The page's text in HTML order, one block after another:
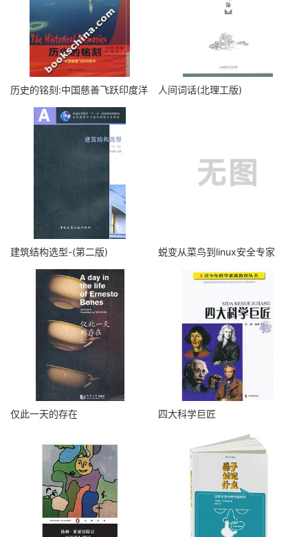
历史的铭刻:中国慈善飞跃印度洋 人间词话(北理工版)
建筑结构选型-(第二版) 蜕变从菜鸟到linux安全专家
仅此一天的存在 四大科学巨匠